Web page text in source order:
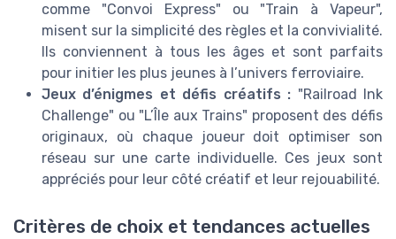
comme "Convoi Express" ou "Train à Vapeur",
misent sur la simplicité des règles et la convivialité.
Ils conviennent à tous les âges et sont parfaits
pour initier les plus jeunes à l’univers ferroviaire.
Jeux d’énigmes et défis créatifs : "Railroad Ink
Challenge" ou "L’Île aux Trains" proposent des défis
originaux, où chaque joueur doit optimiser son
réseau sur une carte individuelle. Ces jeux sont
appréciés pour leur côté créatif et leur rejouabilité.
Critères de choix et tendances actuelles